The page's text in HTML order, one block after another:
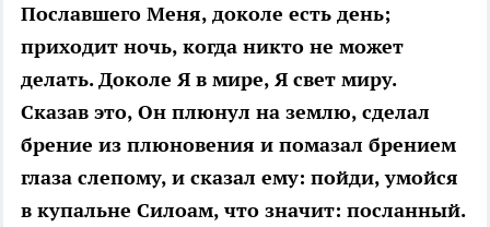
Пославшего Меня, доколе есть день;
приходит ночь, когда никто не может
делать. Доколе Я в мире, Я свет миру.
Сказав это, Он плюнул на землю, сделал
брение из плюновения и помазал брением
глаза слепому, и сказал ему: пойди, умойся
в купальне Силоам, что значит: посланный.